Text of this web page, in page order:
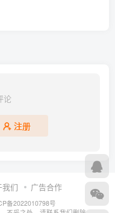
论
注册
我们 广告合作
备2022010798号